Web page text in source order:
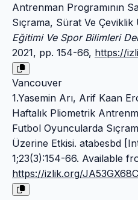
Antrenman Programının
Sıçrama, Sürat Ve Çeviklik
Eğitimi Ve Spor Bilimleri
2021, pp. 154-66, https://
Vancouver
1.Yasemin Arı, Arif Kaan
Haftalık Pliometrik
Futbol Oyuncularda
Üzerine Etkisi. atabesbd
1;23(3):154-66. Available
https://izlik.org/